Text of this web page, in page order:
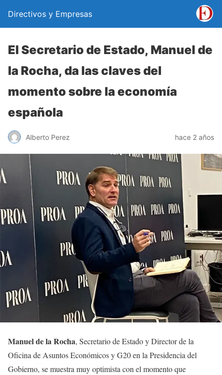
Directivos y Empresas
El Secretario de Estado, Manuel de
la Rocha, da las claves del
momento sobre la economía
española
Alberto Perez hace 2 años
Manuel de la Rocha, Secretario de Estado y Director de la
Oficina de Asuntos Económicos y G20 en la Presidencia del
Gobierno, se muestra muy optimista con el momento que